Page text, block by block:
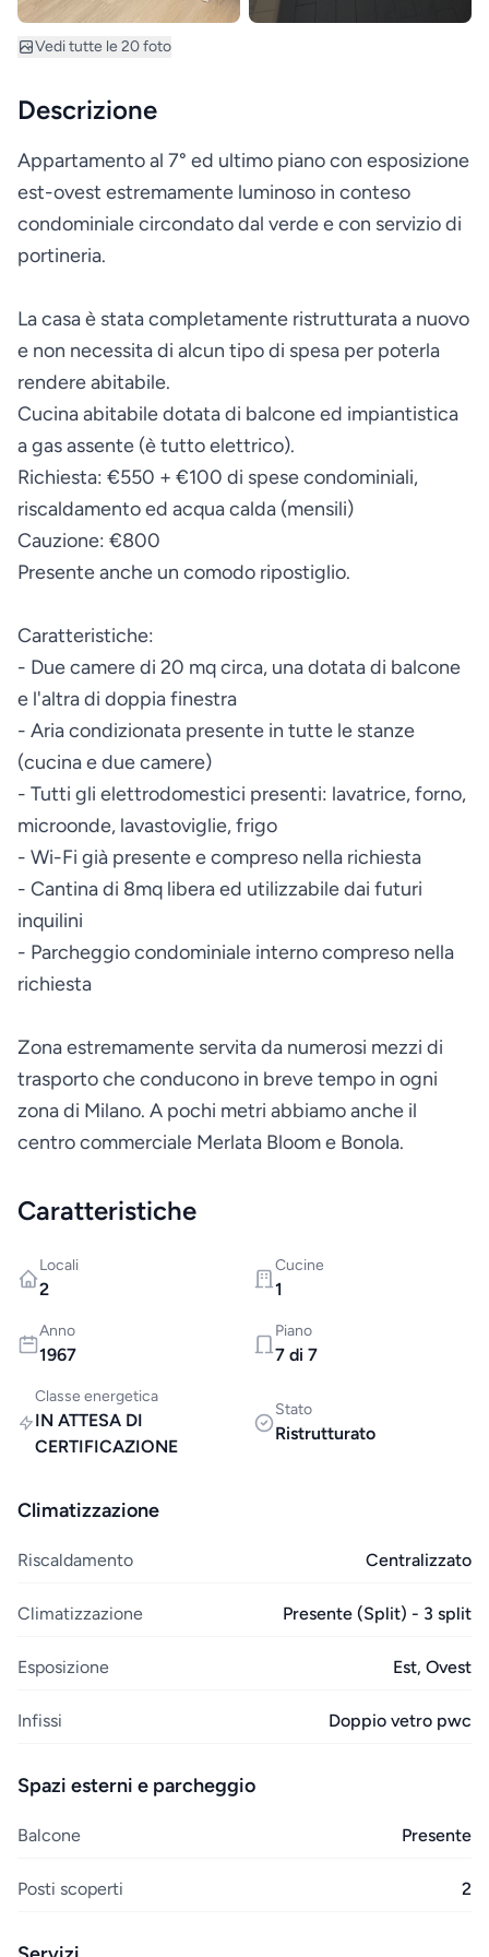
Vedi tutte le 20 foto
Descrizione
Appartamento al 7° ed ultimo piano con esposizione
est-ovest estremamente luminoso in conteso
condominiale circondato dal verde e con servizio di
portineria.
La casa è stata completamente ristrutturata a nuovo
e non necessita di alcun tipo di spesa per poterla
rendere abitabile.
Cucina abitabile dotata di balcone ed impiantistica
a gas assente (è tutto elettrico).
Richiesta: €550 + €100 di spese condominiali,
riscaldamento ed acqua calda (mensili)
Cauzione: €800
Presente anche un comodo ripostiglio.
Caratteristiche:
- Due camere di 20 mq circa, una dotata di balcone
e l'altra di doppia finestra
- Aria condizionata presente in tutte le stanze
(cucina e due camere)
- Tutti gli elettrodomestici presenti: lavatrice, forno,
microonde, lavastoviglie, frigo
- Wi-Fi già presente e compreso nella richiesta
- Cantina di 8mq libera ed utilizzabile dai futuri
inquilini
- Parcheggio condominiale interno compreso nella
richiesta
Zona estremamente servita da numerosi mezzi di
trasporto che conducono in breve tempo in ogni
zona di Milano. A pochi metri abbiamo anche il
centro commerciale Merlata Bloom e Bonola.
Caratteristiche
Locali
2
Cucine
1
Anno
1967
Piano
7 di 7
Classe energetica
IN ATTESA DI
CERTIFICAZIONE
Stato
Ristrutturato
Climatizzazione
Riscaldamento Centralizzato
Climatizzazione Presente (Split) - 3 split
Esposizione Est, Ovest
Infissi Doppio vetro pwc
Spazi esterni e parcheggio
Balcone Presente
Posti scoperti 2